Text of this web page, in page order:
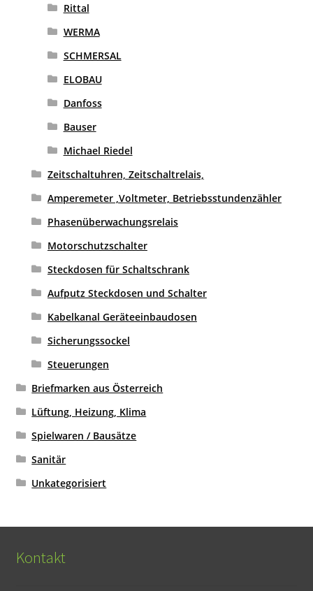
Rittal
WERMA
SCHMERSAL
ELOBAU
Danfoss
Bauser
Michael Riedel
Zeitschaltuhren, Zeitschaltrelais,
Amperemeter ,Voltmeter, Betriebsstundenzähler
Phasenüberwachungsrelais
Motorschutzschalter
Steckdosen für Schaltschrank
Aufputz Steckdosen und Schalter
Kabelkanal Geräteeinbaudosen
Sicherungssockel
Steuerungen
Briefmarken aus Österreich
Lüftung, Heizung, Klima
Spielwaren / Bausätze
Sanitär
Unkategorisiert
Kontakt